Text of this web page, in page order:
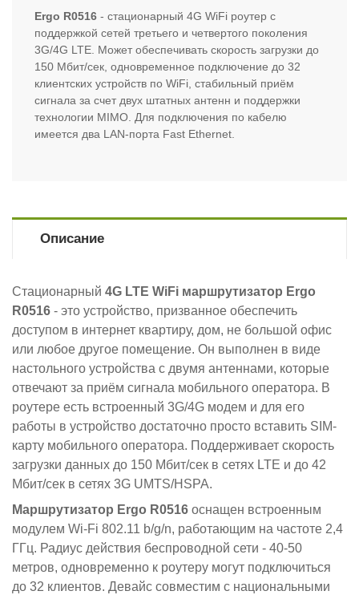
Ergo R0516 - стационарный 4G WiFi роутер с
поддержкой сетей третьего и четвертого поколения
3G/4G LTE. Может обеспечивать скорость загрузки до
150 Мбит/сек, одновременное подключение до 32
клиентских устройств по WiFi, стабильный приём
сигнала за счет двух штатных антенн и поддержки
технологии MIMO. Для подключения по кабелю
имеется два LAN-порта Fast Ethernet.
Описание
Стационарный 4G LTE WiFi маршрутизатор Ergo
R0516 - это устройство, призванное обеспечить
доступом в интернет квартиру, дом, не большой офис
или любое другое помещение. Он выполнен в виде
настольного устройства с двумя антеннами, которые
отвечают за приём сигнала мобильного оператора. В
роутере есть встроенный 3G/4G модем и для его
работы в устройство достаточно просто вставить SIM-
карту мобильного оператора. Поддерживает скорость
загрузки данных до 150 Мбит/сек в сетях LTE и до 42
Мбит/сек в сетях 3G UMTS/HSPA.
Маршрутизатор Ergo R0516 оснащен встроенным
модулем Wi-Fi 802.11 b/g/n, работающим на частоте 2,4
ГГц. Радиус действия беспроводной сети - 40-50
метров, одновременно к роутеру могут подключиться
до 32 клиентов. Девайс совместим с национальными